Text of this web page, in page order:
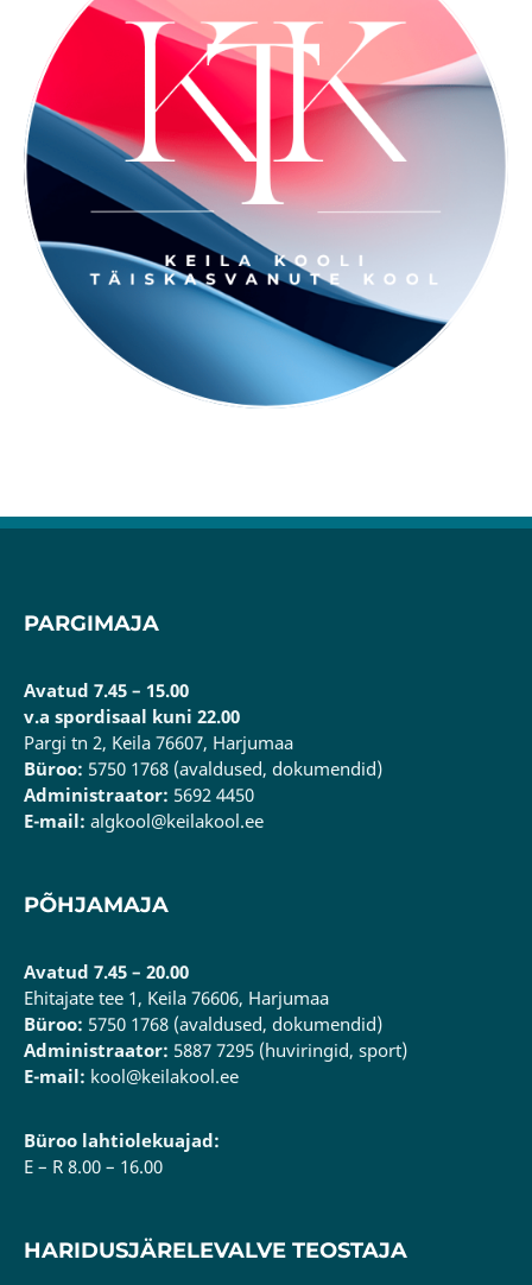
PARGIMAJA
Avatud 7.45 – 15.00
v.a spordisaal kuni 22.00
Pargi tn 2, Keila 76607, Harjumaa
Büroo: 5750 1768 (avaldused, dokumendid)
Administraator: 5692 4450
E-mail: algkool@keilakool.ee
PÕHJAMAJA
Avatud 7.45 – 20.00
Ehitajate tee 1, Keila 76606, Harjumaa
Büroo: 5750 1768 (avaldused, dokumendid)
Administraator: 5887 7295 (huviringid, sport)
E-mail: kool@keilakool.ee
Büroo lahtiolekuajad:
E – R 8.00 – 16.00
HARIDUSJÄRELEVALVE TEOSTAJA